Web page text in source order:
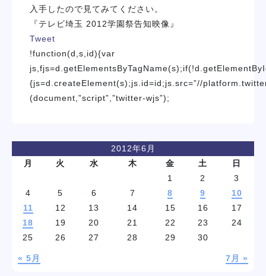
入手したので見てみてください。
『テレビ埼玉 2012学園祭告知映像』
Tweet
!function(d,s,id){var
{js=d.createElement(s);js.id=id;js.src=”//
(document,”script”,”twitter-wjs”);
2012年6月
月
火 水 木 金 土 日
« 5月 7月 »
1 2
3
4
5 6 7 8 9
10
11
12 13 14 15 16
17
18
19 20 21 22 23
24
25
26 27 28 29 30